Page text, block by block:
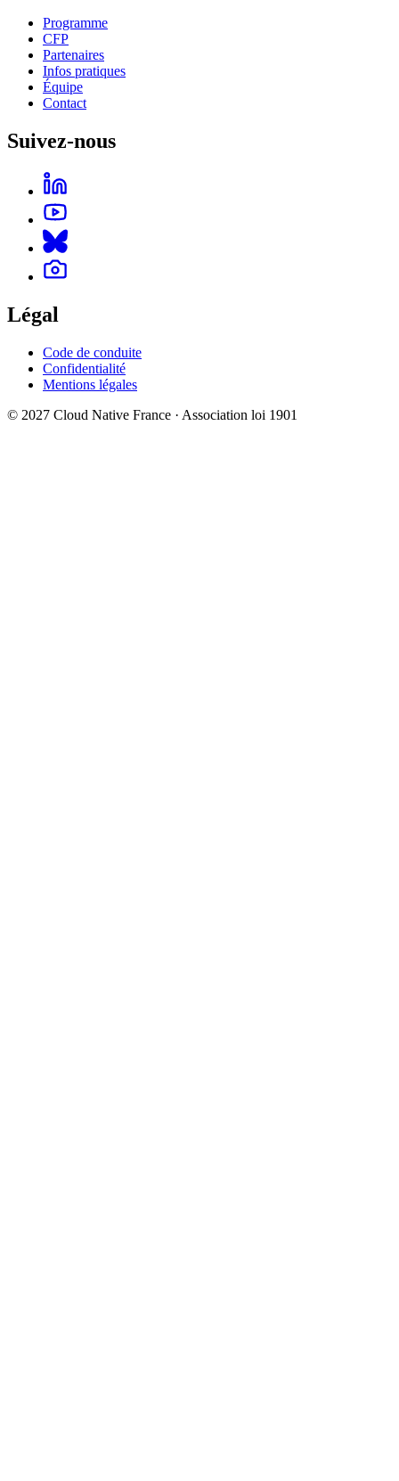
Programme
CFP
Partenaires
Infos pratiques
Équipe
Contact
Suivez-nous
Légal
Code de conduite
Confidentialité
Mentions légales
© 2027 Cloud Native France · Association loi 1901